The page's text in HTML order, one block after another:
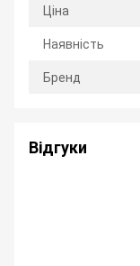
Ціна
Наявність
Бренд
Відгуки